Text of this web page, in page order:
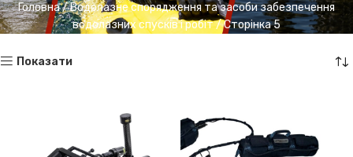
Головна Водолазне спорядження та засоби забезпечення
водолазних спусків і робіт Сторінка 5
Показати